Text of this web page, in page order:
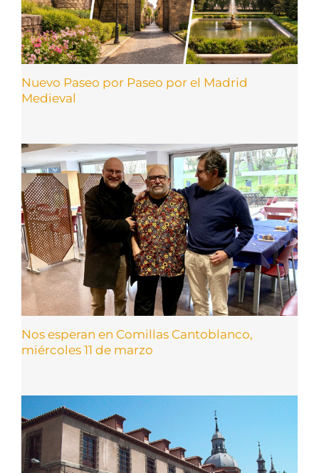
Nuevo Paseo por Paseo por el Madrid
Medieval
Nos esperan en Comillas Cantoblanco,
miércoles 11 de marzo